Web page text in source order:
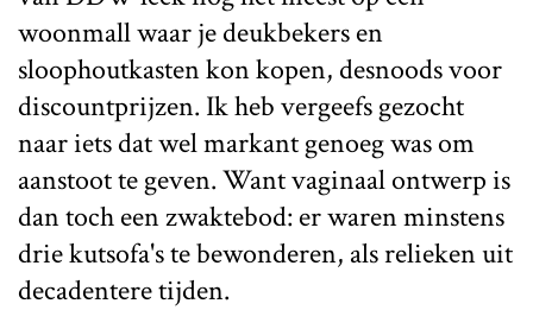
woonmall waar je deukbekers en
sloophoutkasten kon kopen, desnoods voor
discountprijzen. Ik heb vergeefs gezocht
naar iets dat wel markant genoeg was om
aanstoot te geven. Want vaginaal ontwerp is
dan toch een zwaktebod: er waren minstens
drie kutsofa's te bewonderen, als relieken uit
decadentere tijden.